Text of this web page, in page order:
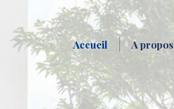
Accueil A propos